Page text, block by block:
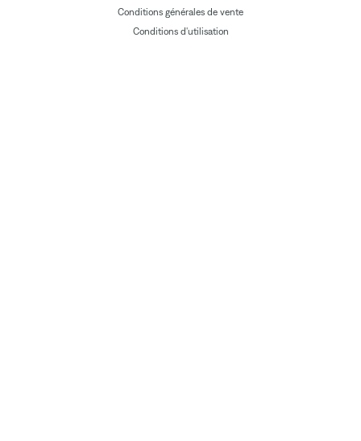
Conditions générales de vente
Conditions d'utilisation